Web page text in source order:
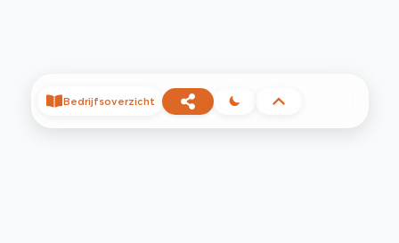
Bedrijfsoverzicht